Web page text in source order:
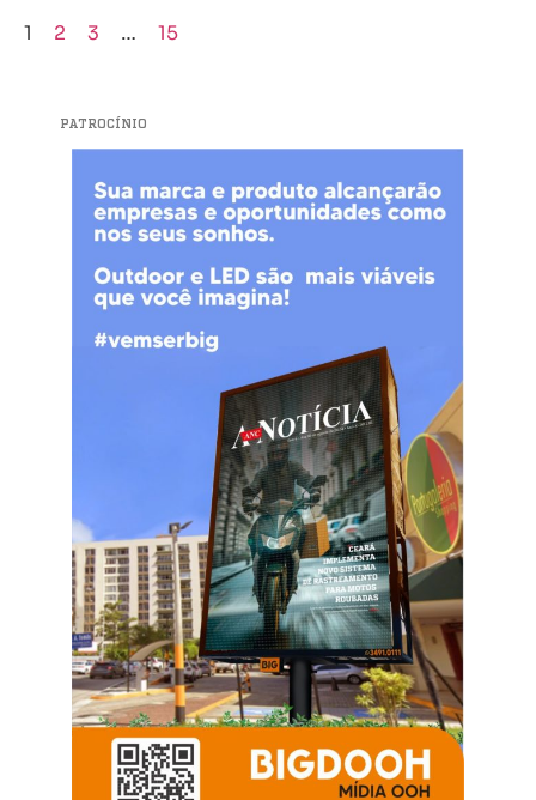
1 2 3 … 15
PATROCÍNIO